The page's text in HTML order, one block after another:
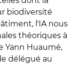
biodiversité
l'IA nous
théoriques à
Yann Huaumé,
délégué au